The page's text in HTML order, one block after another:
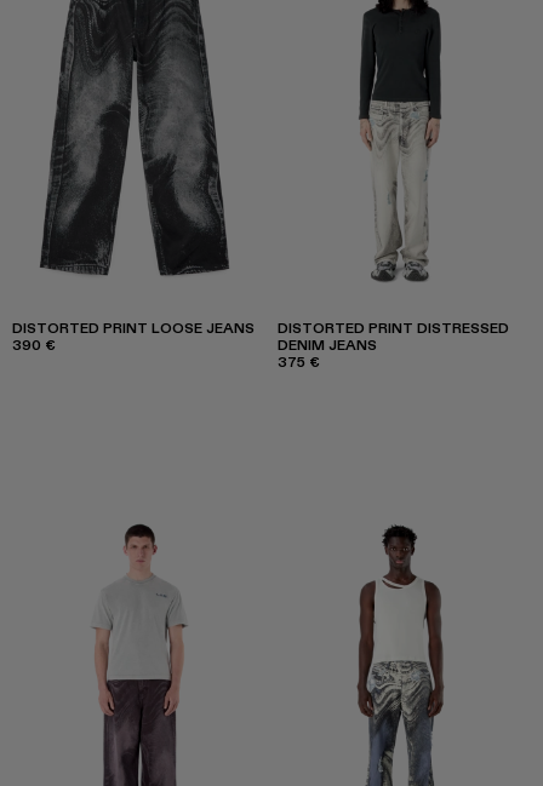
DISTORTED PRINT LOOSE JEANS
390 €
DISTORTED PRINT DISTRESSED
DENIM JEANS
375 €